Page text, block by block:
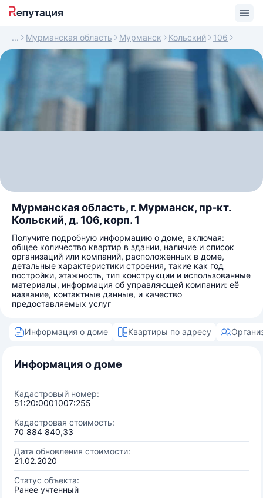
Мурманская область Мурманск Кольский 106
Мурманская область, г. Мурманск, пр-кт.
Кольский, д. 106, корп. 1
Получите подробную информацию о доме, включая:
общее количество квартир в здании, наличие и список
организаций или компаний, расположенных в доме,
детальные характеристики строения, такие как год
постройки, этажность, тип конструкции и использованные
материалы, информация об управляющей компании: её
название, контактные данные, и качество
предоставляемых услуг
Информация о доме Квартиры по адресу
Информация о доме
Кадастровый номер:
51:20:0001007:255
Кадастровая стоимость:
70 884 840,33
Дата обновления стоимости:
21.02.2020
Статус объекта:
Ранее учтенный